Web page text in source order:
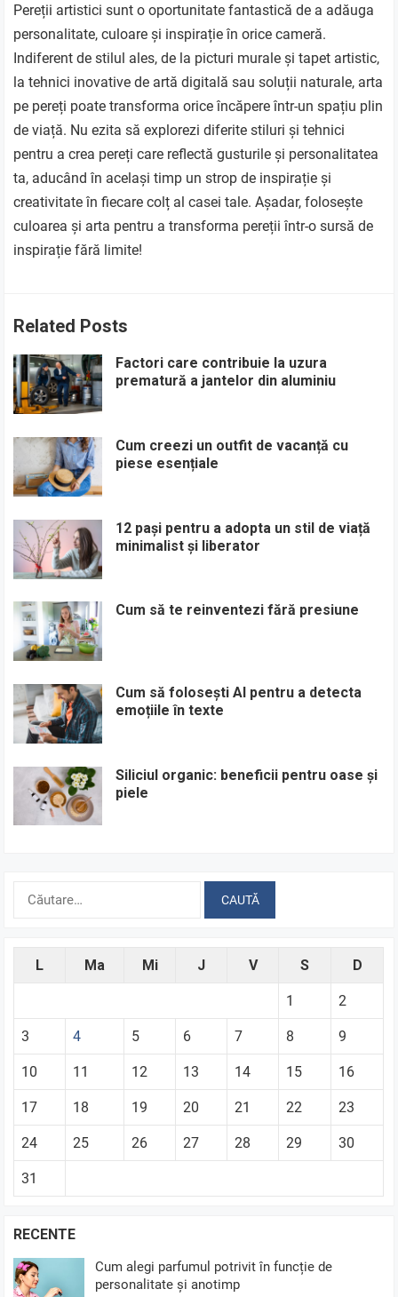
Pereții artistici sunt o oportunitate fantastică de a adăuga
personalitate, culoare și inspirație în orice cameră.
Indiferent de stilul ales, de la picturi murale și tapet artistic,
la tehnici inovative de artă digitală sau soluții naturale, arta
pe pereți poate transforma orice încăpere într-un spațiu plin
de viață. Nu ezita să explorezi diferite stiluri și tehnici
pentru a crea pereți care reflectă gusturile și personalitatea
ta, aducând în același timp un strop de inspirație și
creativitate în fiecare colț al casei tale. Așadar, folosește
culoarea și arta pentru a transforma pereții într-o sursă de
inspirație fără limite!
Related Posts
Factori care contribuie la uzura
prematură a jantelor din aluminiu
Cum creezi un outfit de vacanță cu
piese esențiale
12 pași pentru a adopta un stil de viață
minimalist și liberator
Cum să te reinventezi fără presiune
Cum să folosești AI pentru a detecta
emoțiile în texte
Siliciul organic: beneficii pentru oase și
piele
Caută
L Ma Mi J V S D
1 2
3 4 5 6 7 8 9
10 11 12 13 14 15 16
17 18 19 20 21 22 23
24 25 26 27 28 29 30
31
RECENTE
Cum alegi parfumul potrivit în funcție de
personalitate și anotimp